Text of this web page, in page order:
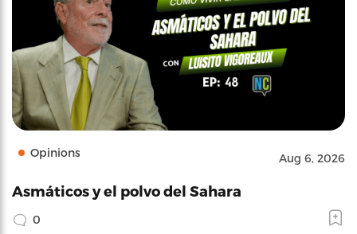
Opinions Aug 6, 2026
Asmáticos y el polvo del Sahara
0